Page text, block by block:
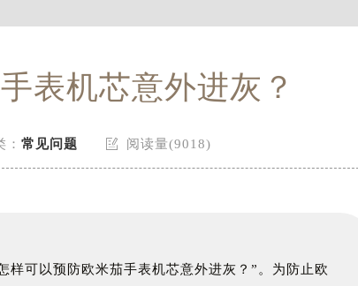
表机芯意外进灰？
： 常见问题  阅读量(9018)
样可以预防欧米茄手表机芯意外进灰？”。为防止欧